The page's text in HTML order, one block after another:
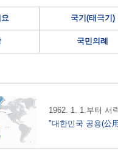
국기(태극기)
국민의례
1962. 1. 1.부터 서
"대한민국 공용(公